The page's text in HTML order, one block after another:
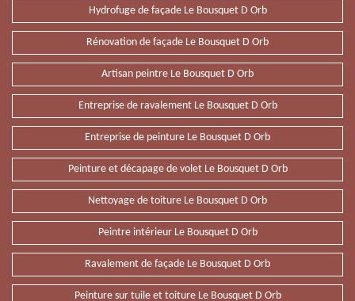
Hydrofuge de façade Le Bousquet D Orb
Rénovation de façade Le Bousquet D Orb
Artisan peintre Le Bousquet D Orb
Entreprise de ravalement Le Bousquet D Orb
Entreprise de peinture Le Bousquet D Orb
Peinture et décapage de volet Le Bousquet D Orb
Nettoyage de toiture Le Bousquet D Orb
Peintre intérieur Le Bousquet D Orb
Ravalement de façade Le Bousquet D Orb
Peinture sur tuile et toiture Le Bousquet D Orb